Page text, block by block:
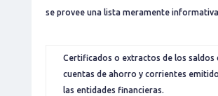
se provee una lista meramente
Certificados o extractos de los saldos
cuentas de ahorro y corrientes
las entidades financieras.